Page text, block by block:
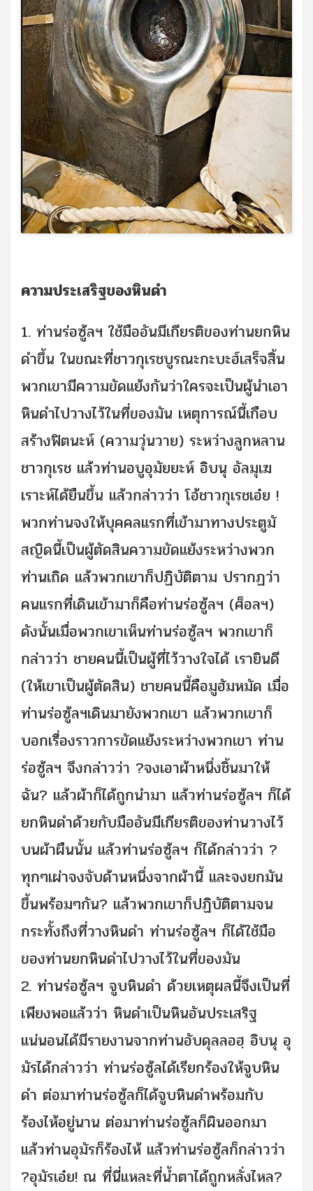
ความประเสริฐของหินดำ
1. ท่านร่อซู้ลฯ ใช้มืออันมีเกียรติของท่านยกหิน
ดำขึ้น ในขณะที่ชาวกุเรชบูรณะกะบะฮ์เสร็จสิ้น
พวกเขามีความขัดแย้งกันว่าใครจะเป็นผู้นำเอา
หินดำไปวางไว้ในที่ของมัน เหตุการณ์นี้เกือบ
สร้างฟิตนะห์ (ความวุ่นวาย) ระหว่างลูกหลาน
ชาวกุเรช แล้วท่านอบูอุมัยยะห์ อิบนุ อัลมุเฆ
เราะห์ได้ยืนขึ้น แล้วกล่าวว่า โอ้ชาวกุเรชเอ๋ย !
พวกท่านจงให้บุคคลแรกที่เข้ามาทางประตูมั
สญิดนี้เป็นผู้ตัดสินความขัดแย้งระหว่างพวก
ท่านเถิด แล้วพวกเขาก็ปฏิบัติตาม ปรากฏว่า
คนแรกที่เดินเข้ามาก็คือท่านร่อซู้ลฯ (ศ็อลฯ)
ดังนั้นเมื่อพวกเขาเห็นท่านร่อซู้ลฯ พวกเขาก็
กล่าวว่า ชายคนนี้เป็นผู้ที่ไว้วางใจได้ เรายินดี
(ให้เขาเป็นผู้ตัดสิน) ชายคนนี้คือมูฮัมหมัด เมื่อ
ท่านร่อซู้ลฯเดินมายังพวกเขา แล้วพวกเขาก็
บอกเรื่องราวการขัดแย้งระหว่างพวกเขา ท่าน
ร่อซู้ลฯ จึงกล่าวว่า ?จงเอาผ้าหนึ่งชิ้นมาให้
ฉัน? แล้วผ้าก็ได้ถูกนำมา แล้วท่านร่อซู้ลฯ ก็ได้
ยกหินดำด้วยกับมืออันมีเกียรติของท่านวางไว้
บนผ้าผืนนั้น แล้วท่านร่อซู้ลฯ ก็ได้กล่าวว่า ?
ทุกๆเผ่าจงจับด้านหนึ่งจากผ้านี้ และจงยกมัน
ขึ้นพร้อมๆกัน? แล้วพวกเขาก็ปฏิบัติตามจน
กระทั้งถึงที่วางหินดำ ท่านร่อซู้ลฯ ก็ได้ใช้มือ
ของท่านยกหินดำไปวางไว้ในที่ของมัน
2. ท่านร่อซู้ลฯ จูบหินดำ ด้วยเหตุผลนี้จึงเป็นที่
เพียงพอแล้วว่า หินดำเป็นหินอันประเสริฐ
แน่นอนได้มีรายงานจากท่านอับดุลลอฮฺ อิบนุ อุ
มัรได้กล่าวว่า ท่านร่อซู้ลได้เรียกร้องให้จูบหิน
ดำ ต่อมาท่านร่อซู้ลก็ได้จูบหินดำพร้อมกับ
ร้องไห้อยู่นาน ต่อมาท่านร่อซู้ลก็ผินออกมา
แล้วท่านอุมัรก็ร้องไห้ แล้วท่านร่อซู้ลก็กล่าวว่า
?อุมัรเอ๋ย! ณ ที่นี่แหละที่น้ำตาได้ถูกหลั่งไหล?